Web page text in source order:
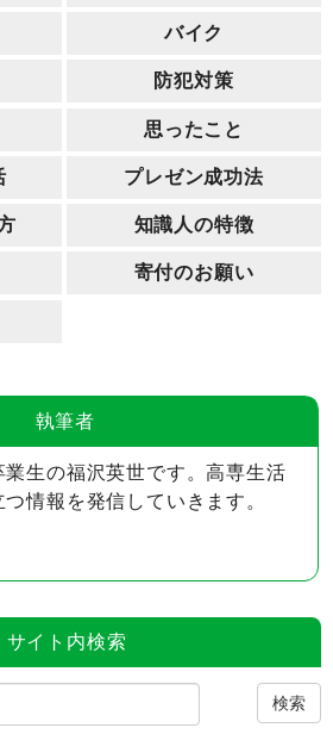
バイク
防犯対策
思ったこと
プレゼン成功法
知識人の特徴
寄付のお願い
執筆者
業生の福沢英世です。高専生活
つ情報を発信していきます。
サイト内検索
検索